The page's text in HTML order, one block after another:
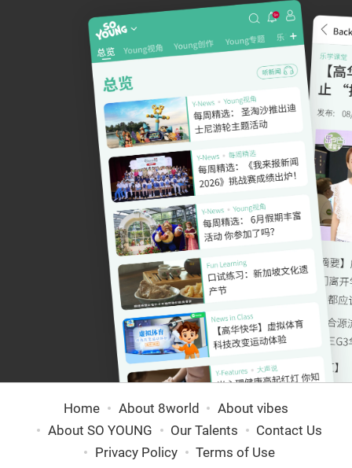
Home About 8world
About vibes
About SO YOUNG
Our Talents
Contact Us
Privacy Policy
Terms of Use